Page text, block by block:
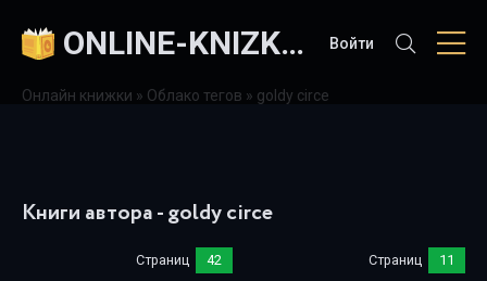
ONLINE-KNIZKI.COM Войти
Онлайн книжки » Облако тегов » goldy circe
Книги автора - goldy circe
Страниц 42 Страниц 11